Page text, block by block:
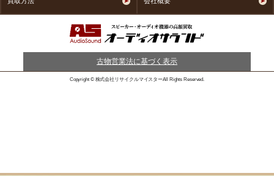
古物営業法に基づく表示
Copyright © 株式会社リサイクルマイスターAll Rights Reserved.